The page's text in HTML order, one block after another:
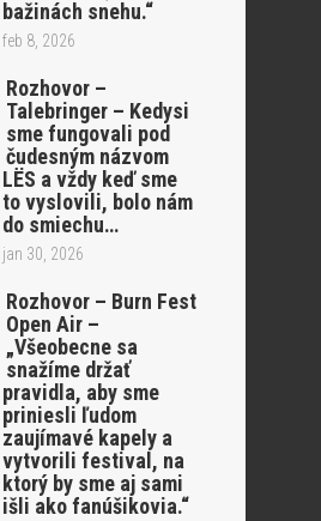
bažinách snehu.“
feb 8, 2026
Rozhovor –
Talebringer – Kedysi
sme fungovali pod
čudesným názvom
LËS a vždy keď sme
to vyslovili, bolo nám
do smiechu…
jan 30, 2026
Rozhovor – Burn Fest
Open Air –
„Všeobecne sa
snažíme držať
pravidla, aby sme
priniesli ľudom
zaujímavé kapely a
vytvorili festival, na
ktorý by sme aj sami
išli ako fanúšikovia.“